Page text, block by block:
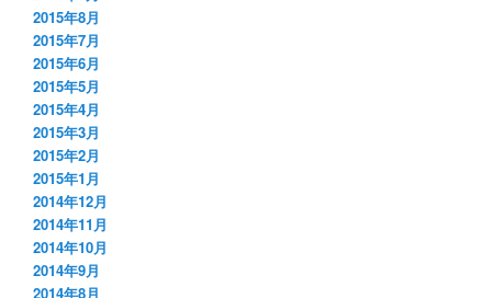
2015年8月
2015年7月
2015年6月
2015年5月
2015年4月
2015年3月
2015年2月
2015年1月
2014年12月
2014年11月
2014年10月
2014年9月
2014年8月